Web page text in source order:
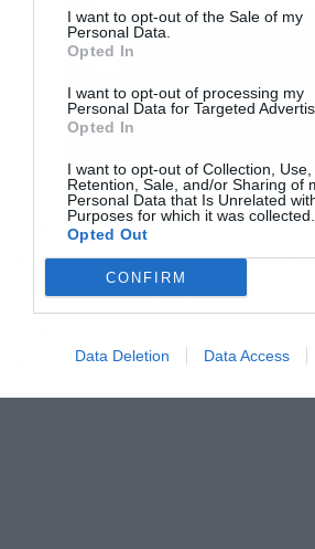
I want to opt-out of the Sale of my
Personal Data.
Opted In
I want to opt-out of processing my
Personal Data for Targeted
Opted In
I want to opt-out of Collection, Use,
Retention, Sale, and/or Sharing of
Personal Data that Is Unrelated
Purposes for which it was collected.
Opted Out
CONFIRM
Data Deletion Data Access
χορήγησης των φαρμάκων της
διαχείριση βάρους σε
συνταγογράφηση είναι
στις εγκεκριμένες ενδείξεις,
αξιολόγησης των δυνητικών
κινδύνου κάθε ασθενούς και
διαθέσιμων εναλλακτικών,
το βέλτιστο θεραπευτικό
ελαχιστοποιώντας κατά το
απώτερο μέλλον».
Αποδέχομαι τους